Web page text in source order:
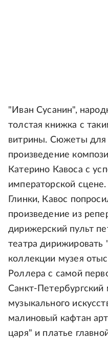
"Иван Сусанин",
толстая книжка с
витрины. Сюжеты для
произведение
Катерино Кавоса с
императорской
Глинки, Кавос
произведение из
дирижерский пульт
театра
коллекции музея
Роллера с самой
Санкт-Петербургский
музыкального
малиновый кафтан
царя" и платье